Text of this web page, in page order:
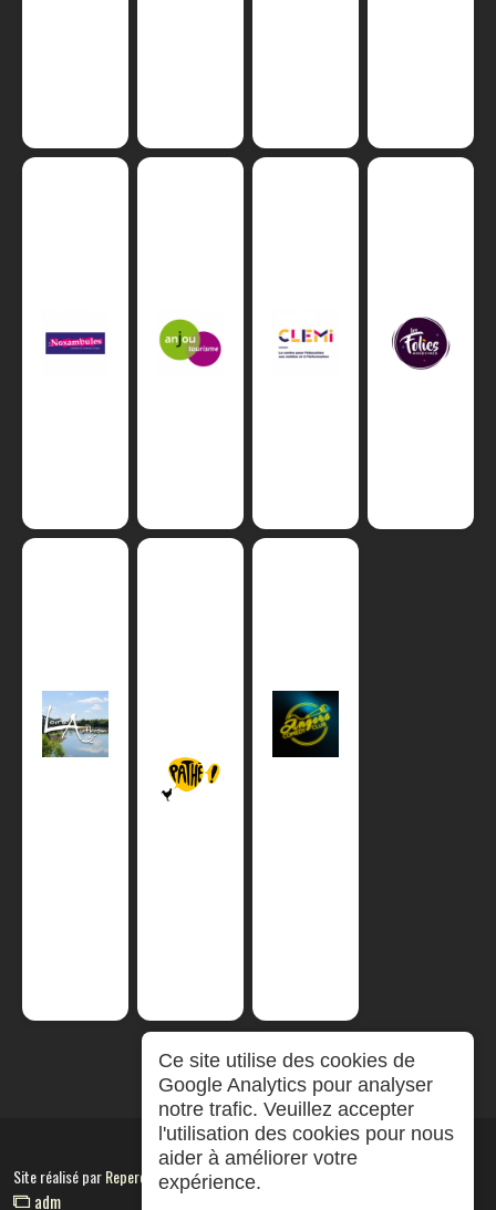
Site réalisé parRepereCom
adm
Ce site utilise des cookies de
Google Analytics pour analyser
notre trafic. Veuillez accepter
l'utilisation des cookies pour nous
aider à améliorer votre
expérience.